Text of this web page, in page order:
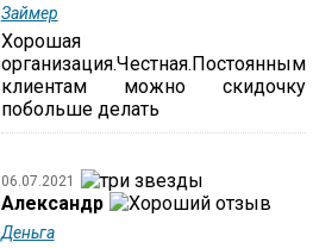
Займер
Хорошая
организация.Честная.Постоянным
клиентам можно скидочку
побольше делать
06.07.2021
Александр
Деньга